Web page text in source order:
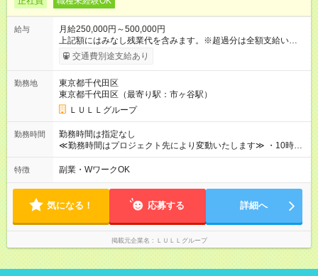
給与
月給250,000円～500,000円
上記額にはみなし残業代を含みます。※超過分は全額支給いたし
ます。 みなし残業代 21,675円／月 みなし残業時間 12時間／月 -
------------------------------------------------------- ≪経験者の方は以下と
万円～＋業績賞与＋交通費＋各種手当 ※固定残業代（30時間/6
万6，610円分）を含む。超過分は追加支給いたします 能力やス
キルを考慮し初任給を決定。経験者の方は前給考慮も可能で
す！ ◎昇給年1回（研修終了後） ◎賞与年2回（2月・8月）＋業
績賞与あり ◤スキルアップも、収入アップも。◢ 入社後の成長
や頑張りは、しっかり給与で還元しています。 実際にほぼ全員
上アップした社員も。 エンジニアへの還元率は業界高水準の
87％。 スキルを磨いた分だけ、収入アップも目指せる環境で
す！ 【試用期間】試用期間あり 試用期間の長さ：6ヶ月 ※ 雇用
形態と給与に、本採用時と異なる部分があります。 雇用形態：
中途採用（契約社員） 給与：月給 230,000円以上 上記額にはみ
なし残業代を含みます。※超過分は全額支給いたします。 みな
別途支給いたします ※研修期間中（最大12ヶ月間）も、試用期
交通費別途支給あり
勤務地
東京都千代田区
東京都千代田区（最寄り駅：市ヶ谷駅）
ＬＵＬＬグループ
勤務時間
勤務時間は指定なし
≪勤務時間はプロジェクト先により変動いたします≫ ・10時00
分～19時00分（休憩1時間） ・9時00分～18時00分（休憩1時
間） ＼平日夜も、ちゃんと「自分時間」がつくれます／ 残業は
やサウナなど、 趣味の時間を楽しむ社員も多くいます◎
特徴 副業・WワークOK
気になる！ 応募する 詳細へ
掲載元企業名 ＬＵＬＬグループ